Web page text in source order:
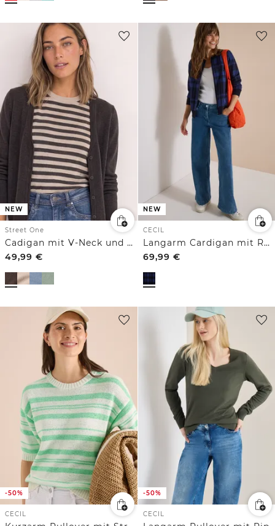
NEW
Street One
Cadigan mit V-Neck und Knopfleiste
49,99 €
NEW
CECIL
Langarm Cardigan mit Rundhals und Zipper
69,99 €
-50%
CECIL
-50%
CECIL